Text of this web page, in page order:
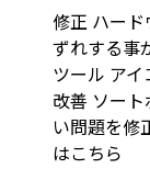
修正 ハー
ずれする事
ツール ア
改善 ソー
い問題を修
はこちら